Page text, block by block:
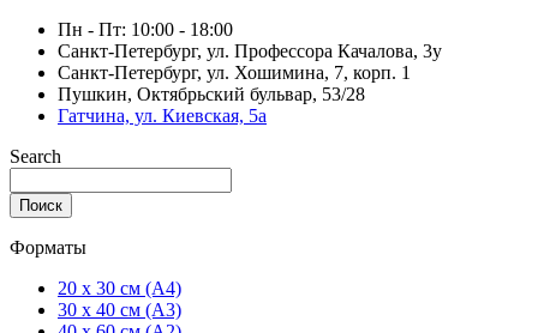
Пн - Пт: 10:00 - 18:00
Санкт-Петербург, ул. Профессора Качалова, 3у
Санкт-Петербург, ул. Хошимина, 7, корп. 1
Пушкин, Октябрьский бульвар, 53/28
Гатчина, ул. Киевская, 5а
Search
Поиск
Форматы
20 x 30 см (А4)
30 x 40 см (А3)